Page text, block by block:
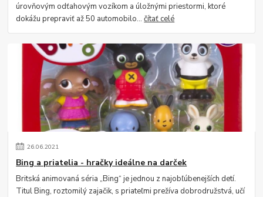
úrovňovým odťahovým vozíkom a úložnými priestormi, ktoré
dokážu prepraviť až 50 automobilo...čítať celé
26.06.2021
Bing a priatelia - hračky ideálne na darček
Britská animovaná séria „Bing“ je jednou z najobľúbenejších detí.
Titul Bing, roztomilý zajačik, s priateľmi prežíva dobrodružstvá, učí